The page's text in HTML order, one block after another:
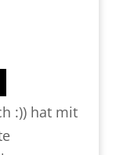
:)) hat mit